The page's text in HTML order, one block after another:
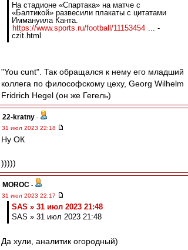
На стадионе «Спартака» на матче с
«Балтикой» развесили плакаты с цитатами
Иммануила Канта.
https://www.sports.ru/football/11153454 ... -
czit.html
"You cunt". Так обращался к нему его младший
коллега по философскому цеху, Georg Wilhelm
Fridrich Hegel (он же Гегель)
22-kratny -
31 июл 2023 22:18
Ну ОК
)))))
MOROC -
31 июл 2023 22:17
SAS » 31 июл 2023 21:48
SAS » 31 июл 2023 21:48
Да хули, аналитик огородный)